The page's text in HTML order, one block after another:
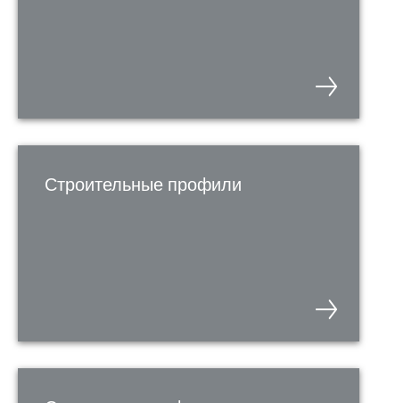
Строительные профили